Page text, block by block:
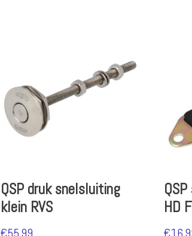
QSP druk snelsluiting
klein RVS
€55.99
HD
€